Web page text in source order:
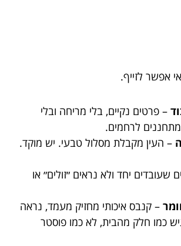
אפשר לזייף.
– פרטים נקיים, בלי מריחה ובלי
לרחמים.
– העין מקבלת מסלול טבעי. יש מוקד.
שעובדים יחד ולא נראים ״זולים״ או
– קנבס איכותי מחזיק מעמד, נראה
כמו חלק מהבית, לא כמו פוסטר